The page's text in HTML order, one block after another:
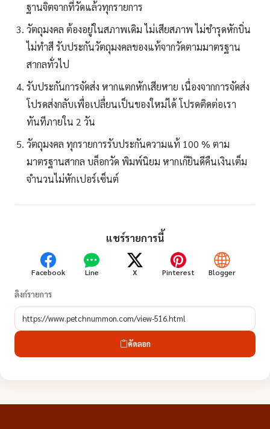
ฐานจิตจากที่วัดแล้วทุกรายการ
วัตถุมงคล ต้องอยู่ในสภาพเดิม ไม่เสียสภาพ ไม่ชำรุดหักบิ่น
ไม่ทำสี รับประกันวัตถุมงคลของแท้จากวัดตามมาตรฐาน
สากลทั่วไป
รับประกันการจัดส่ง หากแตกหักเสียหาย เนื่องจากการจัดส่ง
โปรดส่งกลับเพื่อเปลื่ยนเป็นของใหม่ได้ โปรดติดต่อเรา
ทันทีภายใน 2 วัน
วัตถุมงคล ทุกรายการรับประกันความแท้ 100 % ตาม
มาตรฐานสากล บล็อกวัด พิมพ์นิยม หากเก๊ยินดีคืนเงินเต็ม
จำนวนไม่หักเปอร์เซ็นต์
แชร์รายการนี้
Facebook Line X Pinterest Blogger
ลิงก์รายการ
คัดลอก